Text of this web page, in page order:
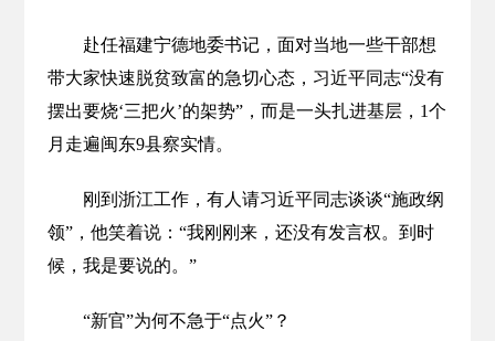
赴任福建宁德地委书记，面对当地一些干部想
带大家快速脱贫致富的急切心态，习近平同志“没有
摆出要烧‘三把火’的架势”，而是一头扎进基层，1个
月走遍闽东9县察实情。
刚到浙江工作，有人请习近平同志谈谈“施政纲
领”，他笑着说：“我刚刚来，还没有发言权。到时
候，我是要说的。”
“新官”为何不急于“点火”？